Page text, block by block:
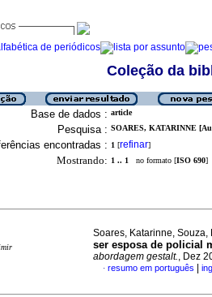
Coleção da
Base de dados : article
Pesquisa : SOARES, KATARINNE
encontradas : 1 [refinar]
Mostrando: 1 .. 1 no formato [ISO 690]
Soares, Katarinne,
ser esposa de policial
abordagem gestalt., Dez
· resumo em português